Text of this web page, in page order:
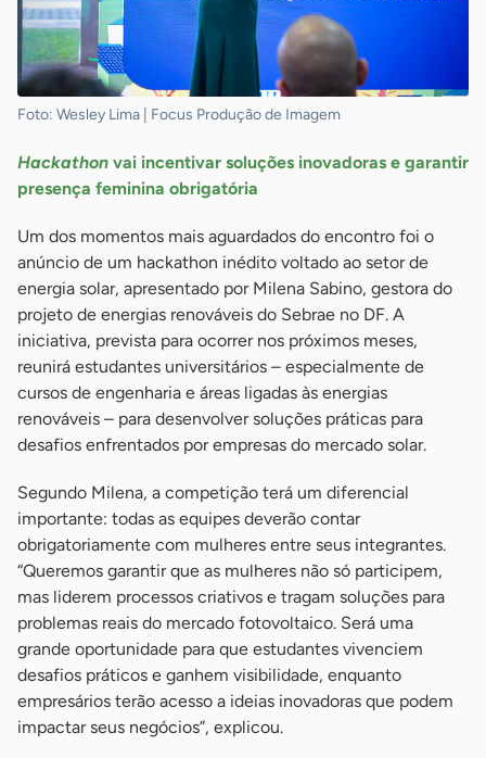
Foto: Wesley Lima | Focus Produção de Imagem
Hackathon vai incentivar soluções inovadoras e garantir
presença feminina obrigatória
Um dos momentos mais aguardados do encontro foi o
anúncio de um hackathon inédito voltado ao setor de
energia solar, apresentado por Milena Sabino, gestora do
projeto de energias renováveis do Sebrae no DF. A
iniciativa, prevista para ocorrer nos próximos meses,
reunirá estudantes universitários – especialmente de
cursos de engenharia e áreas ligadas às energias
renováveis – para desenvolver soluções práticas para
desafios enfrentados por empresas do mercado solar.
Segundo Milena, a competição terá um diferencial
importante: todas as equipes deverão contar
obrigatoriamente com mulheres entre seus integrantes.
“Queremos garantir que as mulheres não só participem,
mas liderem processos criativos e tragam soluções para
problemas reais do mercado fotovoltaico. Será uma
grande oportunidade para que estudantes vivenciem
desafios práticos e ganhem visibilidade, enquanto
empresários terão acesso a ideias inovadoras que podem
impactar seus negócios”, explicou.